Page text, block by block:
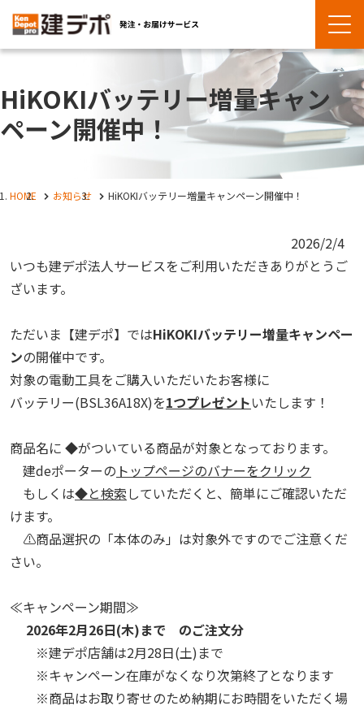
HiKOKIバッテリー増量キャン
ペーン開催中！
HOME お知らせ HiKOKIバッテリー増量キャンペーン開催中！
2026/2/4
いつも建デポ法人サービスをご利用いただきありがとうご
ざいます。
ただいま【建デポ】ではHiKOKIバッテリー増量キャンペー
ンの開催中です。
対象の電動工具をご購入いただいたお客様に
バッテリー(BSL36A18X)を1つプレゼントいたします！
商品名に ◆がついている商品が対象となっております。
建deポーターの トップページのバナーをクリック
もしくは◆と検索していただくと、簡単にご確認いただ
けます。
⚠商品選択の「本体のみ」は対象外ですのでご注意くだ
さい。
≪キャンペーン期間≫
2026年2月26日(木)まで のご注文分
※建デポ店舗は2月28日(土)まで
※キャンペーン在庫がなくなり次第終了となります
※商品はお取り寄せのため納期にお時間をいただく場